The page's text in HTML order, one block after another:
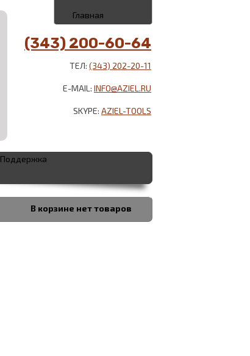
Главная
(343) 200-60-64
ТЕЛ: (343) 202-20-11
E-MAIL: INFO@AZIEL.RU
SKYPE: AZIEL-TOOLS
В корзине нет товаров
Поддержка